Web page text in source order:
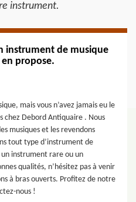
instrument.
instrument de musique
propose.
mais vous n’avez jamais eu le
chez Debord Antiquaire . Nous
musiques et les revendons
tout type d’instrument de
un instrument rare ou un
qualités, n’hésitez pas à venir
à bras ouverts. Profitez de notre
nous !